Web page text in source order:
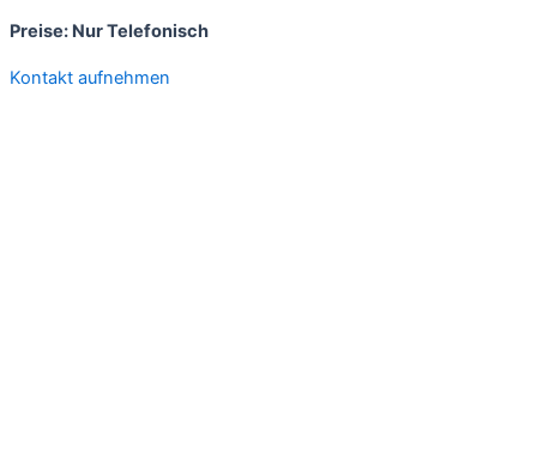
Preise: Nur Telefonisch
Kontakt aufnehmen